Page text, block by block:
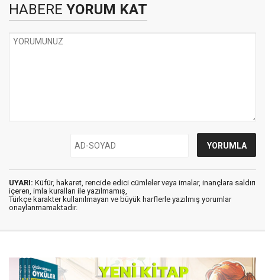
HABERE YORUM KAT
UYARI: Küfür, hakaret, rencide edici cümleler veya imalar, inançlara saldırı
içeren, imla kuralları ile yazılmamış,
Türkçe karakter kullanılmayan ve büyük harflerle yazılmış yorumlar
onaylanmamaktadır.